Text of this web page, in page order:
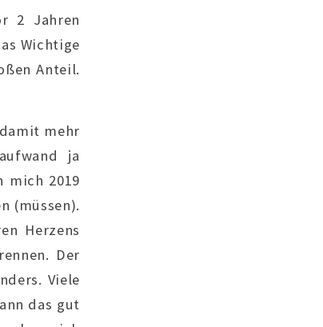
2 Jahren
Wichtige
Anteil.
mehr
ja
mich 2019
(müssen).
Herzens
Der
Viele
das gut